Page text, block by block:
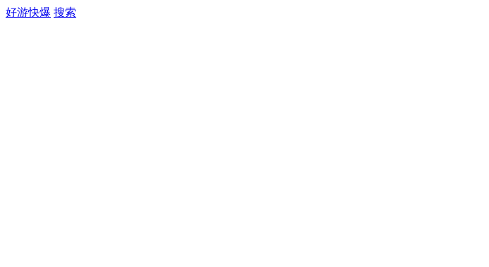
好游快爆 搜索